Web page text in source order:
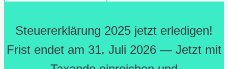
Steuererklärung 2025 jetzt erledigen!
Frist endet am 31. Juli 2026 — Jetzt mit